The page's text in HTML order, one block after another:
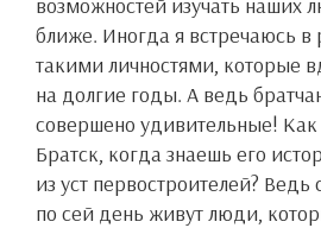
ближе. Иногда я встречаюсь в
такими личностями, которые
на долгие годы. А ведь
совершено удивительные!
Братск, когда знаешь его
из уст первостроителей? Ведь
по сей день живут люди,